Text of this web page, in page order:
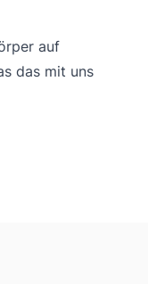
auf
das mit uns